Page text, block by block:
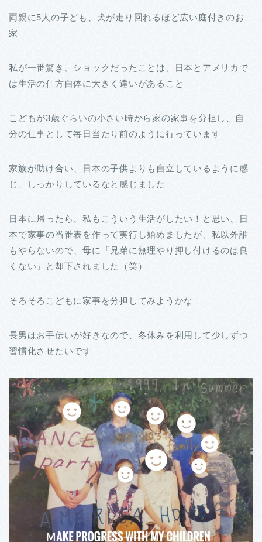
両親に5人の子ども、犬が走り回れるほど広い庭付きのお
家
私が一番驚き、ショックだったことは、日本とアメリカで
は生活の仕方自体に大きく違いがあること
こどもが3歳ぐらいの小さい時から家の家事を分担し、自
分の仕事として毎日当たり前のように行っています
家族が助け合い、日本の子供よりも自立しているように感
じ、しっかりしているなと感じました
日本に帰ったら、私もこういう生活がしたい！と思い、日
本で家事の当番表を作って実行し始めましたが、私以外誰
もやらないので、母に「兄弟に無理やり押し付けるのは良
くない」と却下されました（笑）
そろそろこどもに家事を分担してみようかな
長男はお手伝いが好きなので、冬休みを利用して少しずつ
習慣化させたいです